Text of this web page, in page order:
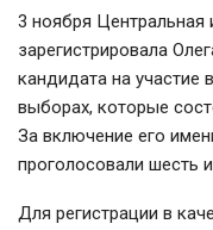
3 ноября Центральная
зарегистрировала
кандидата на участие
выборах, которые
За включение его
проголосовали шесть
Для регистрации в